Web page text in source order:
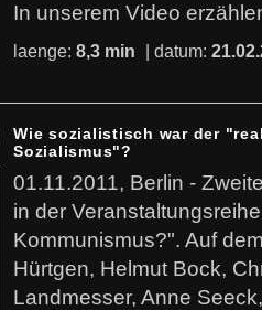
In unserem Video
laenge: 8,3 min | datum:
Wie sozialistisch war der
Sozialismus"?
01.11.2011, Berlin -
in der
Kommunismus?". Auf
Hürtgen, Helmut Bock,
Landmesser, Anne